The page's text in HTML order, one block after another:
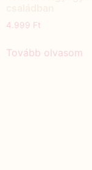
4.999 Ft
Tovább olvasom